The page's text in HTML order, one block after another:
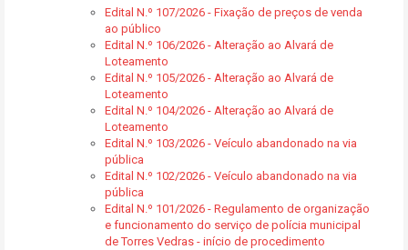
Edital N.º 107/2026 - Fixação de preços de venda
ao público
Edital N.º 106/2026 - Alteração ao Alvará de
Loteamento
Edital N.º 105/2026 - Alteração ao Alvará de
Loteamento
Edital N.º 104/2026 - Alteração ao Alvará de
Loteamento
Edital N.º 103/2026 - Veículo abandonado na via
pública
Edital N.º 102/2026 - Veículo abandonado na via
pública
Edital N.º 101/2026 - Regulamento de organização
e funcionamento do serviço de polícia municipal
de Torres Vedras - início de procedimento